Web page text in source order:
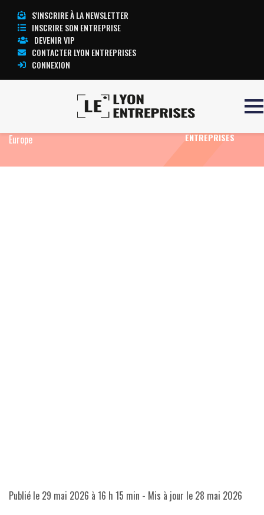
S'INSCRIRE À LA NEWSLETTER
INSCRIRE SON ENTREPRISE
DEVENIR VIP
CONTACTER LYON ENTREPRISES
CONNEXION
Heva et Dawex veulent
Europe
TOUTE
ENTREPRISES
Publié le 29 mai 2026 à 16 h 15 min - Mis à jour le 28 mai 2026